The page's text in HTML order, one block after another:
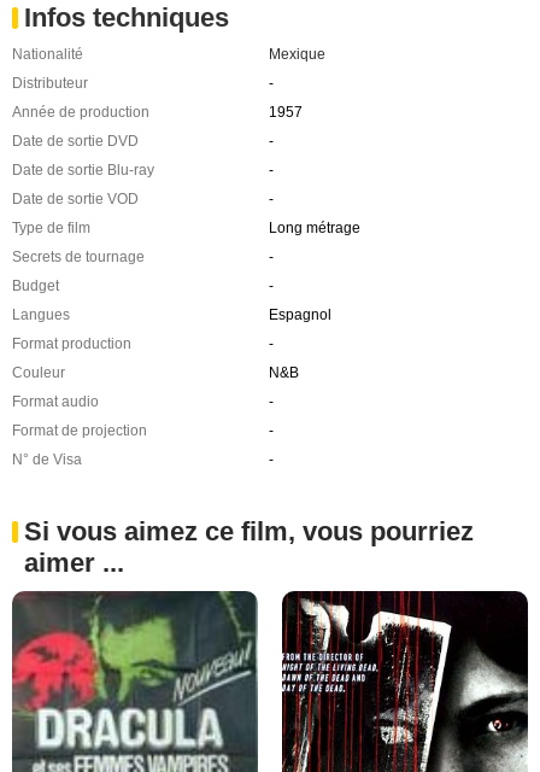
Infos techniques
Nationalité
Mexique
Distributeur
-
Année de production
1957
Date de sortie DVD
-
Date de sortie Blu-ray
-
Date de sortie VOD
-
Type de film
Long métrage
Secrets de tournage
-
Budget
-
Langues
Espagnol
Format production
-
Couleur
N&B
Format audio
-
Format de projection
-
N° de Visa
-
Si vous aimez ce film, vous pourriez
aimer ...